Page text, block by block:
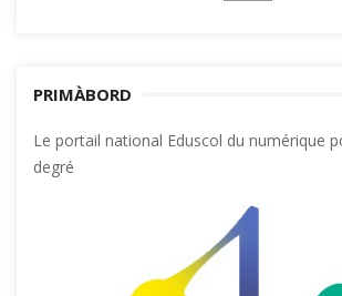
PRIMÀBORD
Le portail national Eduscol du numérique
degré